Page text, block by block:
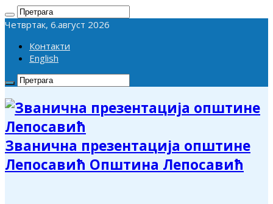
Четвртак, 6.август 2026
Контакти
English
Званична презентација општине
Лепосавић Општина Лепосавић